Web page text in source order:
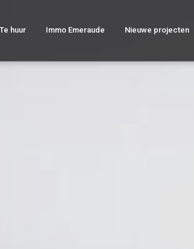
Te huur Immo Emeraude Nieuwe projecten